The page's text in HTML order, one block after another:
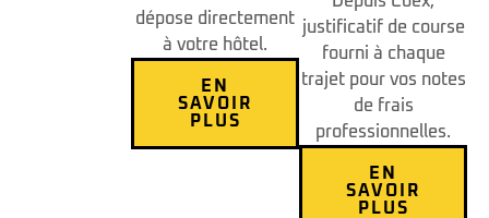
dépose directement
à votre hôtel.
EN
SAVOIR
PLUS
justificatif de course
fourni à chaque
trajet pour vos notes
de frais
professionnelles.
EN
SAVOIR
PLUS